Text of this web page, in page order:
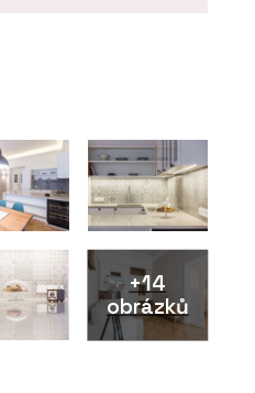
+14
obrázků